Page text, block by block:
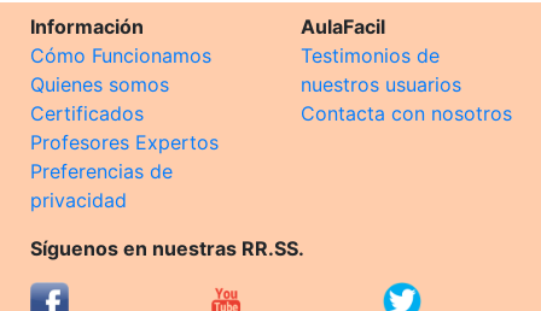
Información
Cómo Funcionamos
Quienes somos
Certificados
Profesores Expertos
Preferencias de
privacidad
AulaFacil
Testimonios de
nuestros usuarios
Contacta con nosotros
Síguenos en nuestras RR.SS.